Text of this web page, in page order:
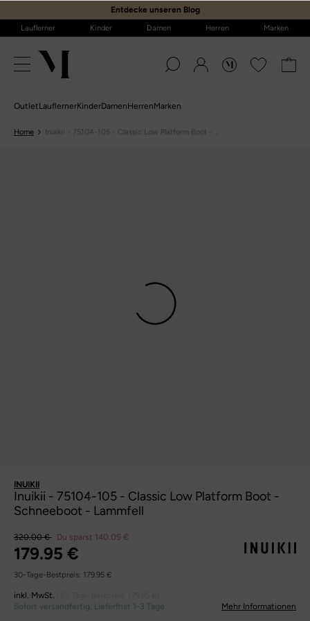
Entdecke unseren Blog
Lauflerner Kinder Damen Herren Marken
OutletLauflernerKinderDamenHerrenMarken
Home Inuikii - 75104-105 - Classic Low Platform Boot - ...
INUIKII
Inuikii - 75104-105 - Classic Low Platform Boot -
Schneeboot - Lammfell
320.00 € Du sparst 140.05 €
179.95 €
30-Tage-Bestpreis: 179.95 €
inkl. MwSt.
Sofort versandfertig, Lieferfrist 1-3 Tage Mehr Informationen